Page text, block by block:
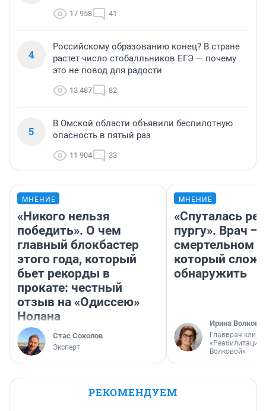
17 958 41
4
Российскому образованию конец? В стране
растет число стобалльников ЕГЭ — почему
это не повод для радости
13 487 82
5
В Омской области объявили беспилотную
опасность в пятый раз
11 904 33
МНЕНИЕ
«Никого нельзя
победить». О чем
главный блокбастер
этого года, который
бьет рекорды в
прокате: честный
отзыв на «Одиссею»
Нолана
Стас Соколов
Эксперт
МНЕНИЕ
«Спуталась
пургу». Врач —
смертельном
который
обнаружить
Ирина Волкова
Главврач
«Реабилитация
Волковой»
РЕКОМЕНДУЕМ